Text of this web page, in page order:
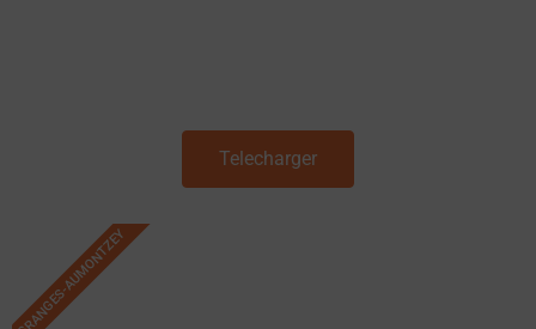
Telecharger
GRANGES-AUMONTZEY